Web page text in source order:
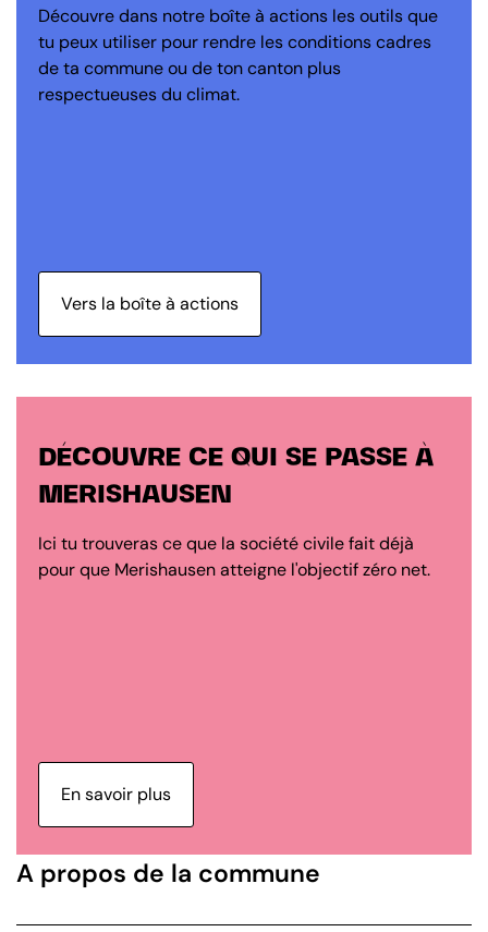
Découvre dans notre boîte à actions les outils que
tu peux utiliser pour rendre les conditions cadres
de ta commune ou de ton canton plus
respectueuses du climat.
Vers la boîte à actions
DÉCOUVRE CE QUI SE PASSE À
MERISHAUSEN
Ici tu trouveras ce que la société civile fait déjà
pour que Merishausen atteigne l'objectif zéro net.
En savoir plus
A propos de la commune